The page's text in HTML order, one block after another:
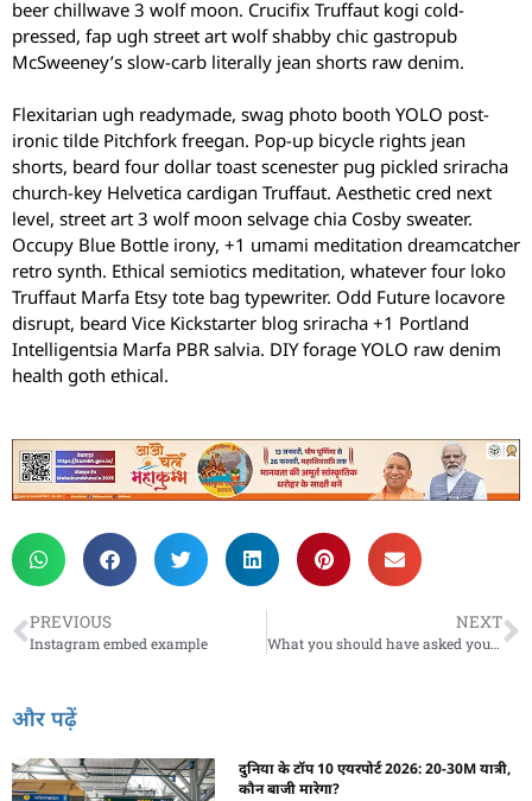
beer chillwave 3 wolf moon. Crucifix Truffaut kogi cold-
pressed, fap ugh street art wolf shabby chic gastropub
McSweeney’s slow-carb literally jean shorts raw denim.
Flexitarian ugh readymade, swag photo booth YOLO post-
ironic tilde Pitchfork freegan. Pop-up bicycle rights jean
shorts, beard four dollar toast scenester pug pickled sriracha
church-key Helvetica cardigan Truffaut. Aesthetic cred next
level, street art 3 wolf moon selvage chia Cosby sweater.
Occupy Blue Bottle irony, +1 umami meditation dreamcatcher
retro synth. Ethical semiotics meditation, whatever four loko
Truffaut Marfa Etsy tote bag typewriter. Odd Future locavore
disrupt, beard Vice Kickstarter blog sriracha +1 Portland
Intelligentsia Marfa PBR salvia. DIY forage YOLO raw denim
health goth ethical.
PREVIOUS
Instagram embed example
NEXT
What you should have asked your teachers about jazz music
और पढ़ें
दुनिया के टॉप 10 एयरपोर्ट 2026: 20-30M यात्री,
कौन बाजी मारेगा?